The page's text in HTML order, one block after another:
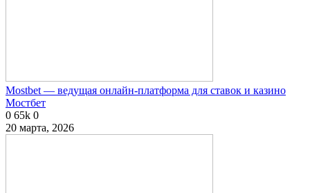
Mostbet — ведущая онлайн-платформа для ставок и казино
Мостбет
0 65k 0
20 марта, 2026